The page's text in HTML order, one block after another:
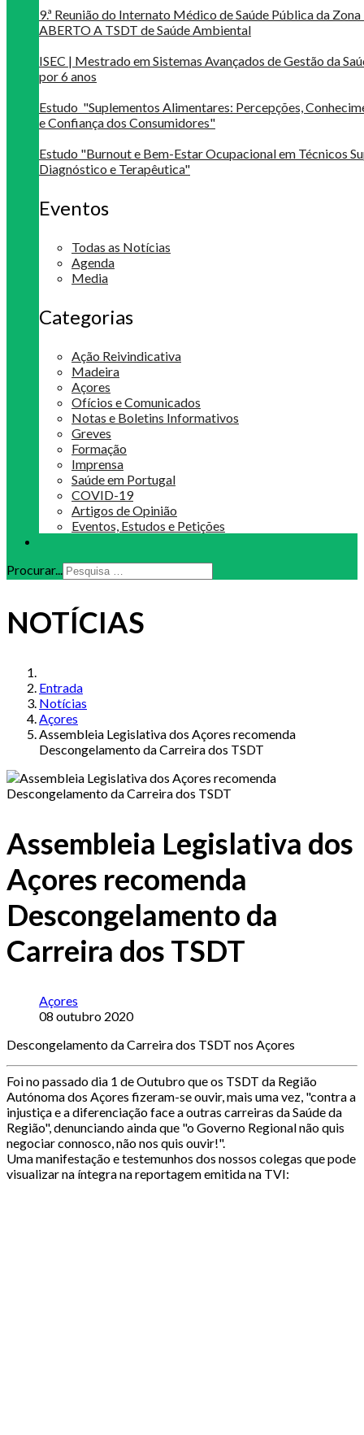
9.ª Reunião do Internato Médico de Saúde Pública da
ABERTO A TSDT de Saúde Ambiental
ISEC | Mestrado em Sistemas Avançados de Gestão da
por 6 anos
Estudo "Suplementos Alimentares: Percepções,
e Confiança dos Consumidores"
Estudo "Burnout e Bem-Estar Ocupacional em Técnicos
Diagnóstico e Terapêutica"
Eventos
Todas as Notícias
Agenda
Media
Categorias
Ação Reivindicativa
Madeira
Açores
Ofícios e Comunicados
Notas e Boletins Informativos
Greves
Formação
Imprensa
Saúde em Portugal
COVID-19
Artigos de Opinião
Eventos, Estudos e Petições
Procurar...
NOTÍCIAS
Entrada
Notícias
Açores
Assembleia Legislativa dos Açores recomenda
Descongelamento da Carreira dos TSDT
Assembleia Legislativa dos
Açores recomenda
Descongelamento da
Carreira dos TSDT
Açores
08 outubro 2020
Descongelamento da Carreira dos TSDT nos Açores
Foi no passado dia 1 de Outubro que os TSDT da Região
Autónoma dos Açores fizeram-se ouvir, mais uma vez, "contra a
injustiça e a diferenciação face a outras carreiras da Saúde da
Região", denunciando ainda que "o Governo Regional não quis
negociar connosco, não nos quis ouvir!".
Uma manifestação e testemunhos dos nossos colegas que pode
visualizar na íntegra na reportagem emitida na TVI: